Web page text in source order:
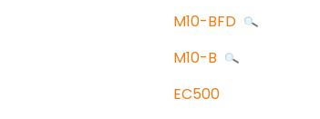
M10-BFD
M10-B
EC500